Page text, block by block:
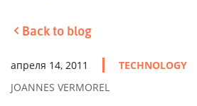
Back to blog
апреля 14, 2011
TECHNOLOGY
JOANNES VERMOREL